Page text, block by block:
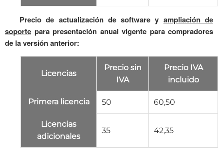
Precio de actualización de software y ampliación de
soporte para presentación anual vigente para compradores
de la versión anterior:
Licencias
Precio sin
IVA
Precio IVA
incluido
Primera licencia 50 60,50
Licencias
adicionales
35 42,35